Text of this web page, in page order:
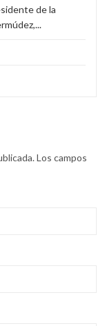
de la
Los campos